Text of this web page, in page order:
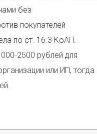
без
покупателей
по ст. 16.3 КоАП.
2500 рублей для
или ИП, тогда